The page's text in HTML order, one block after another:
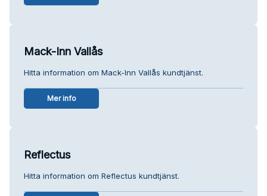
Mack-Inn Vallås
Hitta information om Mack-Inn Vallås kundtjänst.
Mer info
Reflectus
Hitta information om Reflectus kundtjänst.